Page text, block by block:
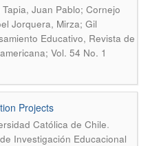
Juan Pablo; Cornejo
Jorquera, Mirza; Gil
Educativo, Revista de
Vol. 54 No. 1
Projects
Católica de Chile.
Investigación Educacional